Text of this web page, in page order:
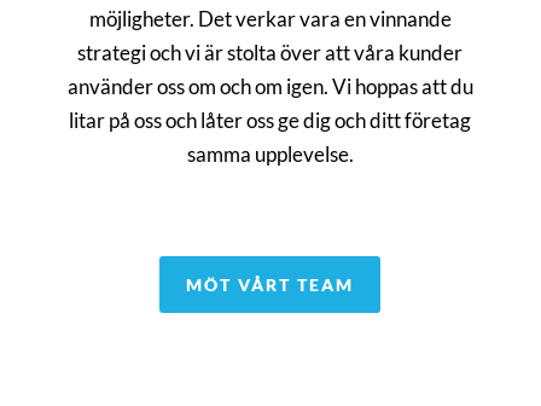
möjligheter. Det verkar vara en vinnande
strategi och vi är stolta över att våra kunder
använder oss om och om igen. Vi hoppas att du
litar på oss och låter oss ge dig och ditt företag
samma upplevelse.
Jens Holmberg→
Partner
jens.holmberg@compass.se
MÖT VÅRT TEAM